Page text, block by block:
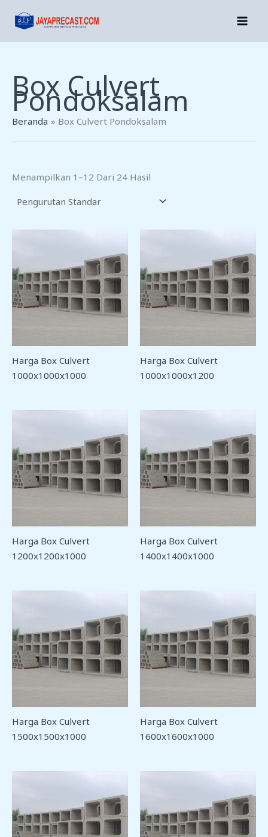
Box Culvert
Pondoksalam
Beranda Box Culvert Pondoksalam
Menampilkan 1–12 Dari 24 Hasil
Harga Box Culvert
1000x1000x1000
Harga Box Culvert
1000x1000x1200
Harga Box Culvert
1200x1200x1000
Harga Box Culvert
1400x1400x1000
Harga Box Culvert
1500x1500x1000
Harga Box Culvert
1600x1600x1000